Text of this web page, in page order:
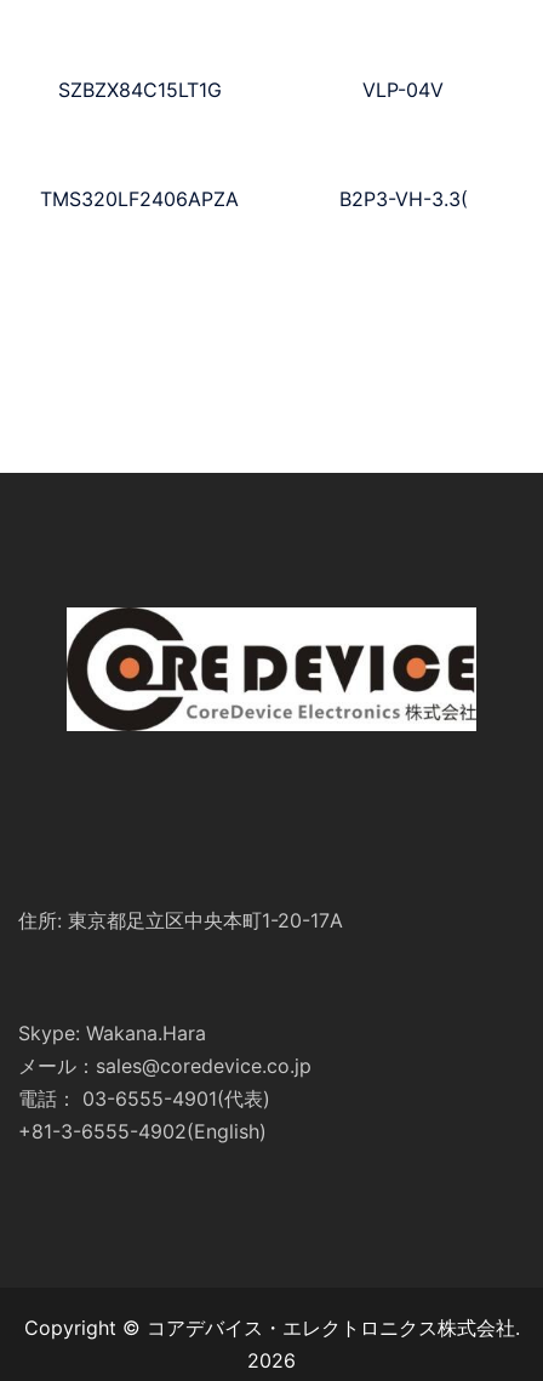
SZBZX84C15LT1G VLP-04V
TMS320LF2406APZA B2P3-VH-3.3(
住所: 東京都足立区中央本町1-20-17A
Skype: Wakana.Hara
メール：sales@coredevice.co.jp
電話： 03-6555-4901(代表)
+81-3-6555-4902(English)
Copyright © コアデバイス・エレクトロニクス株式会社.
2026